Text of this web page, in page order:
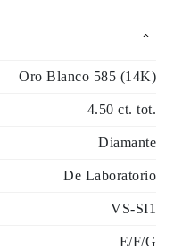
Oro Blanco 585 (14K)
4.50 ct. tot.
Diamante
De Laboratorio
VS-SI1
E/F/G